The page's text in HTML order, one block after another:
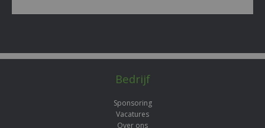
Bedrijf
Sponsoring
Vacatures
Over ons